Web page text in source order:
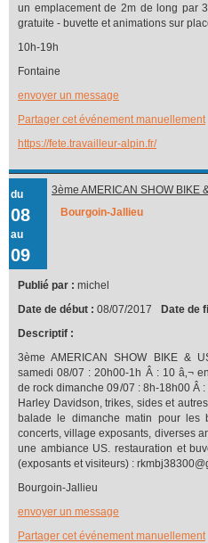
un emplacement de 2m de long par
gratuite - buvette et animations sur
10h-19h
Fontaine
envoyer un message
Partager cet événement manuellement
https://fete.travailleur-alpin.fr/
du
08
au
09
3ème AMERICAN SHOW BIKE
Bourgoin-Jallieu
Publié par : michel
Date de début : 08/07/2017 Date de
Descriptif :
3ème AMERICAN SHOW BIKE &
samedi 08/07 : 20h00-1h Â : 10 â‚¬
de rock dimanche 09/07 : 8h-18h00 Â
Harley Davidson, trikes, sides et
balade le dimanche matin pour les
concerts, village exposants, diverses
une ambiance US. restauration et
(exposants et visiteurs) :
Bourgoin-Jallieu
envoyer un message
Partager cet événement manuellement